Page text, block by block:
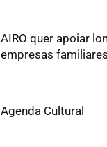
AIRO quer apoiar
empresas familiares
Agenda Cultural